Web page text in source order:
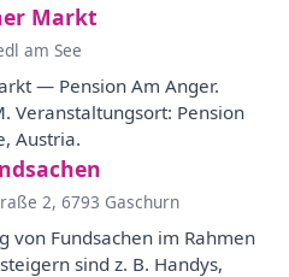
Markt
am See
— Pension Am Anger.
Veranstaltungsort: Pension
Austria.
2, 6793 Gaschurn
von Fundsachen im Rahmen
sind z. B. Handys,